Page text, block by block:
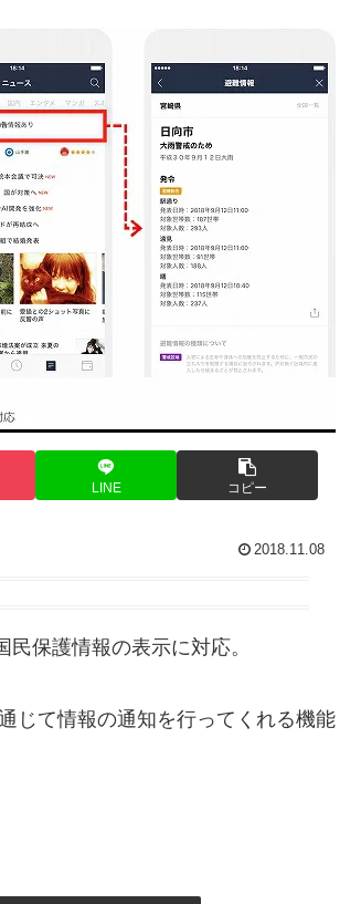
LINE コピー
2018.11.08
保護情報の表示に対応。
じて情報の通知を行ってくれる機能